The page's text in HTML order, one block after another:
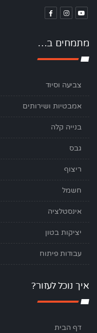
מתמחים ב…
צביעה וסיוד
אמבטיות ושירותים
בנייה קלה
גבס
ריצוף
חשמל
אינסטלציה
יציקות בטון
עבודות פיתוח
איך נוכל לעזור?
דף הבית